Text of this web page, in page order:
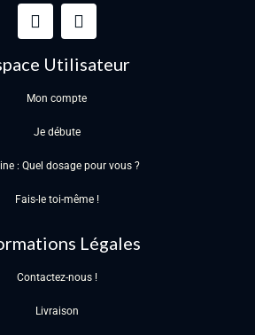
Utilisateur
Mon compte
Je débute
: Quel dosage pour vous ?
Fais-le toi-même !
Légales
Contactez-nous !
Livraison